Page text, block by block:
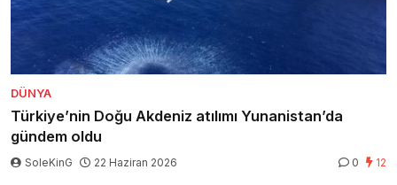
DÜNYA
Türkiye’nin Doğu Akdeniz atılımı Yunanistan’da
gündem oldu
SoleKinG 22 Haziran 2026 0 12